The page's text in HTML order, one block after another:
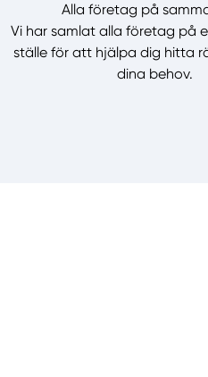
Alla företag på
Vi har samlat alla företag på
ställe för att hjälpa dig hitta
dina behov.